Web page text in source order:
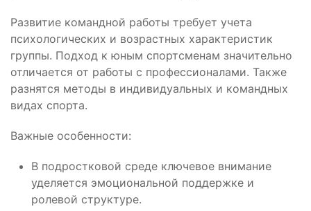
Развитие командной работы требует учета
психологических и возрастных характеристик
группы. Подход к юным спортсменам значительно
отличается от работы с профессионалами. Также
разнятся методы в индивидуальных и командных
видах спорта.
Важные особенности:
В подростковой среде ключевое внимание
уделяется эмоциональной поддержке и
ролевой структуре.